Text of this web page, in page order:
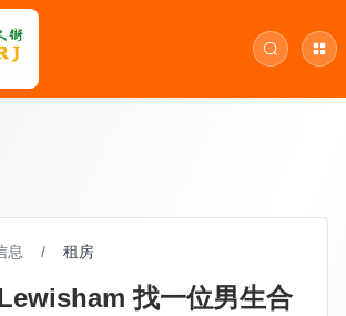
息 / 租房
找一位男生合